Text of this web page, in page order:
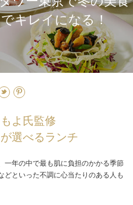
キレイになる！
よ氏監修
選べるランチ
年の中で最も肌に負担のかかる季節
どといった不調に心当たりのある人も